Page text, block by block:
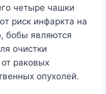
четыре чашки
риск инфаркта на
бобы являются
очистки
раковых
опухолей.